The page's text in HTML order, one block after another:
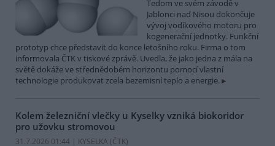
Tedom ve svém závodě v
Jablonci nad Nisou dokončuje
vývoj vodíkového motoru pro
kogenerační jednotky. Funkční
prototyp chce představit do konce letošního roku. Firma o tom
informovala ČTK v tiskové zprávě. Uvedla, že jako jedna z mála na
světě dokáže ve střednědobém horizontu pomocí vlastní
technologie produkovat zcela bezemisní teplo a energie.
Kolem železniční vlečky u Kyselky vzniká biokoridor
pro užovku stromovou
31.7.2026 01:44 | KYSELKA (ČTK)